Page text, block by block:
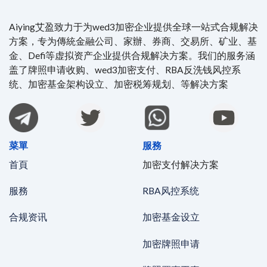
Aiying艾盈致力于为wed3加密企业提供全球一站式合规解决
方案，专为傳統金融公司、家辦、券商、交易所、矿业、基
金、Defi等虚拟资产企业提供合规解决方案。我们的服务涵
盖了牌照申请收购、wed3加密支付、RBA反洗钱风控系
统、加密基金架构设立、加密税筹规划、等解决方案
菜單
首頁
服務
合规资讯
服務
加密支付解决方案
RBA风控系统
加密基金设立
加密牌照申请